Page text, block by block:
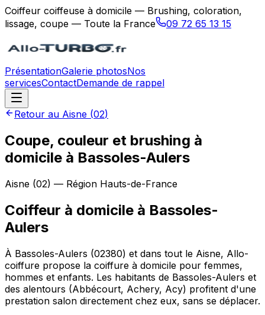
Coiffeur coiffeuse à domicile — Brushing, coloration,
lissage, coupe — Toute la France
09 72 65 13 15
PrésentationGalerie photosNos
servicesContactDemande de rappel
Retour au Aisne (02)
Coupe, couleur et brushing à
domicile à Bassoles-Aulers
Aisne (02) — Région Hauts-de-France
Coiffeur à domicile à Bassoles-
Aulers
À Bassoles-Aulers (02380) et dans tout le Aisne, Allo-
coiffure propose la coiffure à domicile pour femmes,
hommes et enfants. Les habitants de Bassoles-Aulers et
des alentours (Abbécourt, Achery, Acy) profitent d'une
prestation salon directement chez eux, sans se déplacer.